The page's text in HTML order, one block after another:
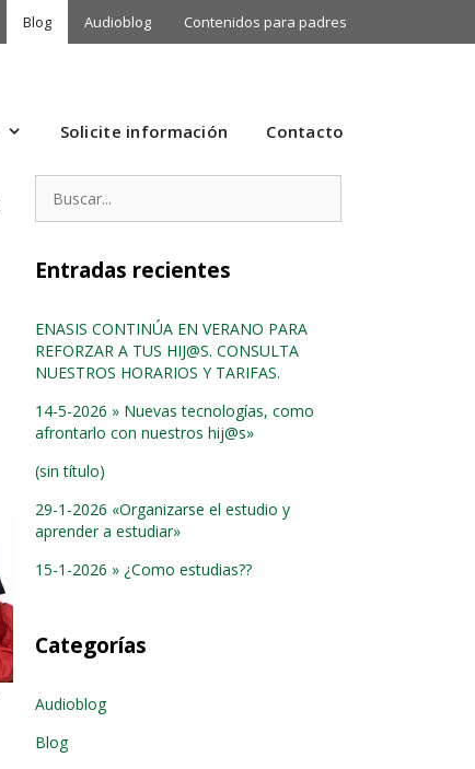
Blog Audioblog Contenidos para padres
Solicite información Contacto
Entradas recientes
ENASIS CONTINÚA EN VERANO PARA
REFORZAR A TUS HIJ@S. CONSULTA
NUESTROS HORARIOS Y TARIFAS.
14-5-2026 » Nuevas tecnologías, como
afrontarlo con nuestros hij@s»
(sin título)
29-1-2026 «Organizarse el estudio y
aprender a estudiar»
15-1-2026 » ¿Como estudias??
Categorías
Audioblog
Blog